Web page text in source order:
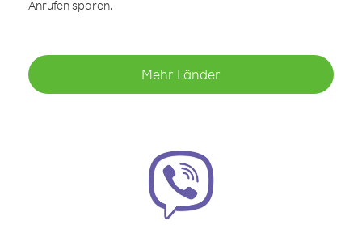
Anrufen sparen.
Mehr Länder